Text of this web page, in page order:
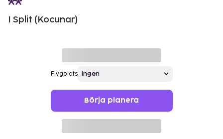
I Split (Kocunar)
Flygplats
Börja planera